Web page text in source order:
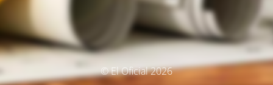
© El Oficial 2026